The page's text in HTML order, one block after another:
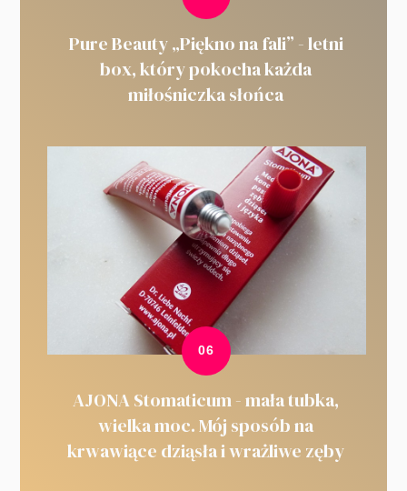
Pure Beauty „Piękno na fali” - letni
box, który pokocha każda
miłośniczka słońca
AJONA Stomaticum - mała tubka,
wielka moc. Mój sposób na
krwawiące dziąsła i wrażliwe zęby